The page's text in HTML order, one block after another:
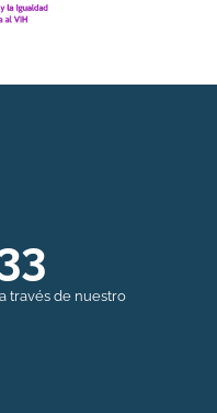
través de nuestro